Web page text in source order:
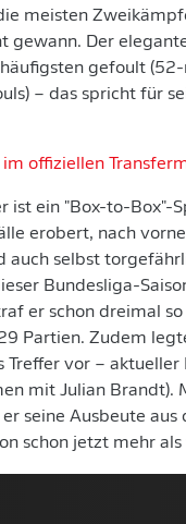
meisten
gewann. Der
gefoult
– das spricht für
offiziellen
ist ein "Box-to-Box"-
erobert, nach
auch selbst
Bundesliga-
er schon dreimal
Partien. Zudem
Treffer vor –
mit Julian Brandt).
seine Ausbeute aus
schon jetzt mehr